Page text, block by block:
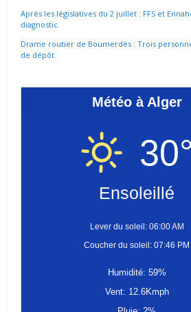
Après les législatives du 2 juillet : FFS et
diagnostic
Drame routier de Boumerdès : Trois
de dépôt
Météo à Alger
30°
Ensoleillé
Lever du soleil: 06:00 AM
Coucher du soleil: 07:46 PM
Humidité: 59%
Vent: 12.6Kmph